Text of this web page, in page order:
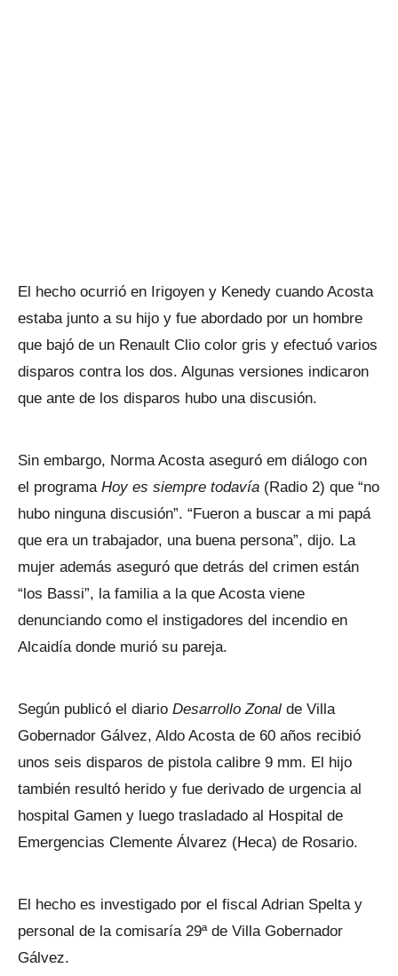
El hecho ocurrió en Irigoyen y Kenedy cuando Acosta
estaba junto a su hijo y fue abordado por un hombre
que bajó de un Renault Clio color gris y efectuó varios
disparos contra los dos. Algunas versiones indicaron
que ante de los disparos hubo una discusión.
Sin embargo, Norma Acosta aseguró em diálogo con
el programa Hoy es siempre todavía (Radio 2) que “no
hubo ninguna discusión”. “Fueron a buscar a mi papá
que era un trabajador, una buena persona”, dijo. La
mujer además aseguró que detrás del crimen están
“los Bassi”, la familia a la que Acosta viene
denunciando como el instigadores del incendio en
Alcaidía donde murió su pareja.
Según publicó el diario Desarrollo Zonal de Villa
Gobernador Gálvez, Aldo Acosta de 60 años recibió
unos seis disparos de pistola calibre 9 mm. El hijo
también resultó herido y fue derivado de urgencia al
hospital Gamen y luego trasladado al Hospital de
Emergencias Clemente Álvarez (Heca) de Rosario.
El hecho es investigado por el fiscal Adrian Spelta y
personal de la comisaría 29ª de Villa Gobernador
Gálvez.